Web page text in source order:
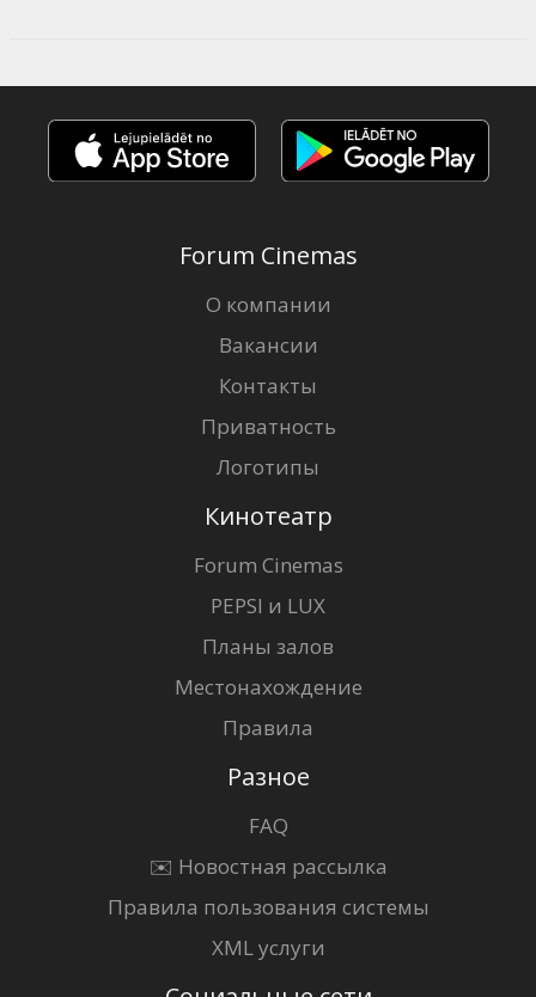
Forum Cinemas
О компании
Вакансии
Контакты
Приватность
Логотипы
Кинотеатр
Forum Cinemas
PEPSI и LUX
Планы залов
Местонахождение
Правила
Разное
FAQ
✉️ Новостная рассылка
Правила пользования системы
XML услуги